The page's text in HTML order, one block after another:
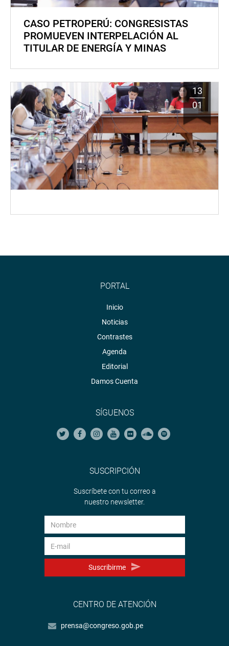
CASO PETROPERÚ: CONGRESISTAS
PROMUEVEN INTERPELACIÓN AL
TITULAR DE ENERGÍA Y MINAS
13
01
PORTAL
Inicio
Noticias
Contrastes
Agenda
Editorial
Damos Cuenta
SÍGUENOS
SUSCRIPCIÓN
Suscríbete con tu correo a
nuestro newsletter.
Suscribirme
CENTRO DE ATENCIÓN
prensa@congreso.gob.pe